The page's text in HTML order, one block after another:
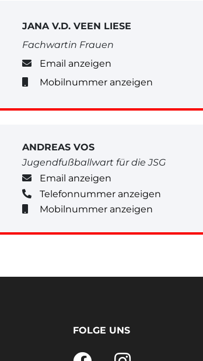
JANA V.D. VEEN LIESE
Fachwartin Frauen
Email anzeigen
Mobilnummer anzeigen
ANDREAS VOS
Jugendfußballwart für die JSG
Email anzeigen
Telefonnummer anzeigen
Mobilnummer anzeigen
FOLGE UNS